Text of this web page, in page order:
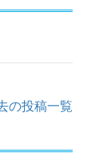
の投稿一覧